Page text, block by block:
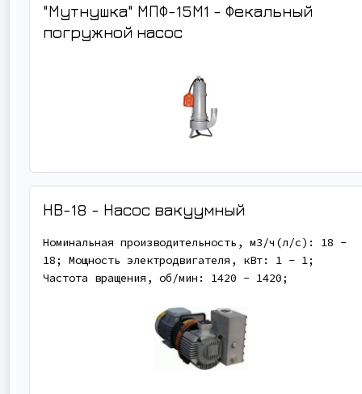
"Мутнушка" МПФ-15М1 - Фекальный
погружной насос
НВ-18 - Насос вакуумный
Номинальная производительность, м3/ч(л/с): 18 -
18; Мощность электродвигателя, кВт: 1 - 1;
Частота вращения, об/мин: 1420 - 1420;